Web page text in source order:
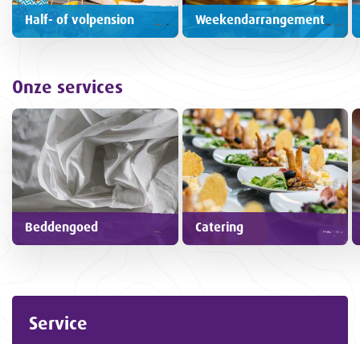
Half- of volpension Weekendarrangement
Onze services
Beddengoed Catering
Service